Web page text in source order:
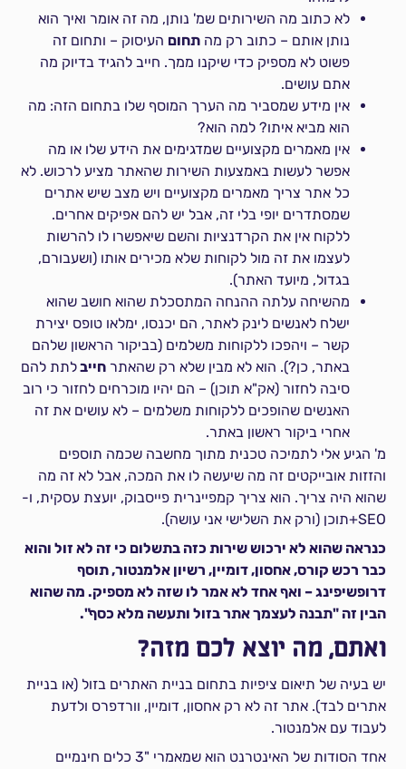
לא כתוב מה השירותים שמ' נותן, מה זה אומר ואיך הוא
נותן אותם – כתוב רק מהתחום העיסוק – ותחום זה
פשוט לא מספיק כדי שיקנו ממך. חייב להגיד בדיוק מה
אתם עושים.
אין מידע שמסביר מה הערך המוסף שלו בתחום הזה: מה
הוא מביא איתו? למה הוא?
אין מאמרים מקצועיים שמדגימים את הידע שלו או מה
אפשר לעשות באמצעות השירות שהאתר מציע לרכוש. לא
כל אתר צריך מאמרים מקצועיים ויש מצב שיש אתרים
שמסתדרים יופי בלי זה, אבל יש להם אפיקים אחרים.
ללקוח אין את הקרדנציות והשם שיאפשרו לו להרשות
לעצמו את זה מול לקוחות שלא מכירים אותו (ושעבורם,
בגדול, מיועד האתר).
מהשיחה עלתה ההנחה המתסכלת שהוא חושב שהוא
ישלח לאנשים לינק לאתר, הם יכנסו, ימלאו טופס יצירת
קשר – ויהפכו ללקוחות משלמים (בביקור הראשון שלהם
באתר, כן?). הוא לא מבין שלא רק שהאתרחייבלתת להם
סיבה לחזור (אק"א תוכן) – הם יהיו מוכרחים לחזור כי רוב
האנשים שהופכים ללקוחות משלמים – לא עושים את זה
אחרי ביקור ראשון באתר.
מ' הגיע אלי לתמיכה טכנית מתוך מחשבה שכמה תוספים
והזזות אובייקטים זה מה שיעשה לו את המכה, אבל לא זה מה
שהוא היה צריך. הוא צריך קמפיינרית פייסבוק, יועצת עסקית, ו-
SEO+תוכן (ורק את השלישי אני עושה).
כנראה שהוא לא ירכוש שירות כזה בתשלום כי זה לא זול והוא
כבר רכש קורס, אחסון, דומיין, רשיון אלמנטור, תוסף
דרופשיפינג – ואף אחד לא אמר לו שזה לא מספיק. מה שהוא
הבין זה "תבנה לעצמך אתר בזול ותעשה מלא כסף".
ואתם, מה יוצא לכם מזה?
יש בעיה של תיאום ציפיות בתחום בניית האתרים בזול (או בניית
אתרים לבד). אתר זה לא רק אחסון, דומיין, וורדפרס ולדעת
לעבוד עם אלמנטור.
אחד הסודות של האינטרנט הוא שמאמרי "3 כלים חינמיים